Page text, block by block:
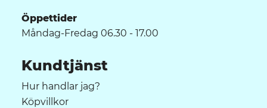
Öppettider
Måndag-Fredag 06.30 - 17.00
Kundtjänst
Hur handlar jag?
Köpvillkor